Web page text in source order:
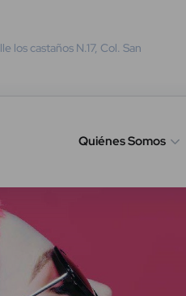
los castaños N.17, Col. San
Quiénes Somos